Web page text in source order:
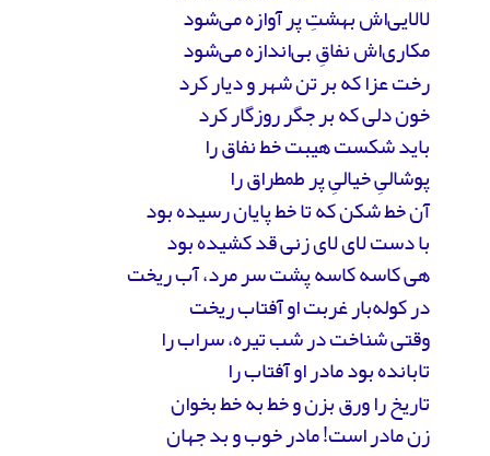
لالایی‌اش بهشتِ پر آوازه می‌شود
مکاری‌اش نفاقِ بی‌اندازه می‌شود
رخت عزا که بر تن شهر و دیار کرد
خون دلی که بر جگر روزگار کرد
باید شکست هیبت خط نفاق را
پوشالیِ خیالیِ پر طمطراق را
آن خط شکن که تا خط پایان رسیده بود
با دست لای لای زنی قد کشیده بود
هی کاسه کاسه پشت سر مرد، آب ریخت
در کوله‌بار غربت او آفتاب ریخت
وقتی شناخت در شب تیره، سراب را
تابانده بود مادر او آفتاب را
تاریخ را ورق بزن و خط به خط بخوان
زن مادر است! مادر خوب و بد جهان